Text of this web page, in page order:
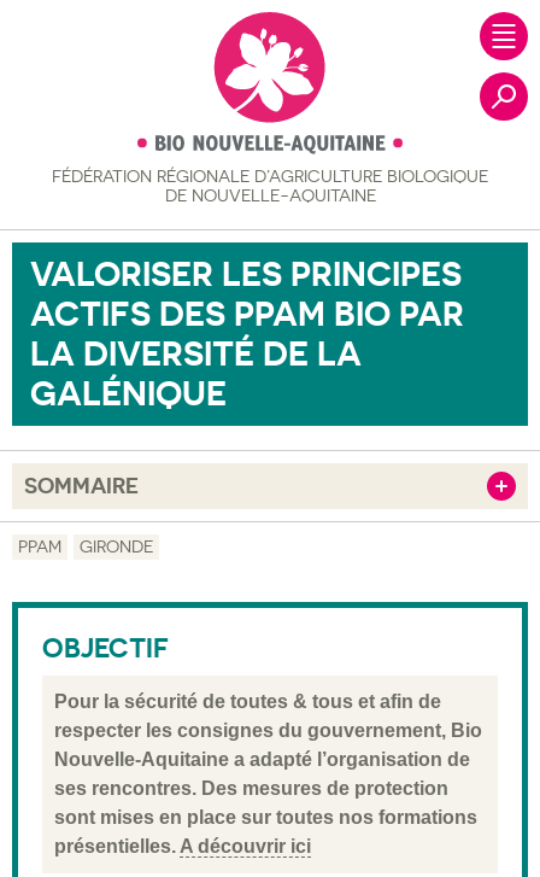
FÉDÉRATION RÉGIONALE D’AGRICULTURE BIOLOGIQUE
DE NOUVELLE-AQUITAINE
VALORISER LES PRINCIPES
ACTIFS DES PPAM BIO PAR
LA DIVERSITÉ DE LA
GALÉNIQUE
SOMMAIRE
Validation
Moyens pédagogiques
Informations pratiques
PPAM GIRONDE
OBJECTIF
Pour la sécurité de toutes & tous et afin de
respecter les consignes du gouvernement, Bio
Nouvelle-Aquitaine a adapté l’organisation de
ses rencontres. Des mesures de protection
sont mises en place sur toutes nos formations
présentielles. A découvrir ici